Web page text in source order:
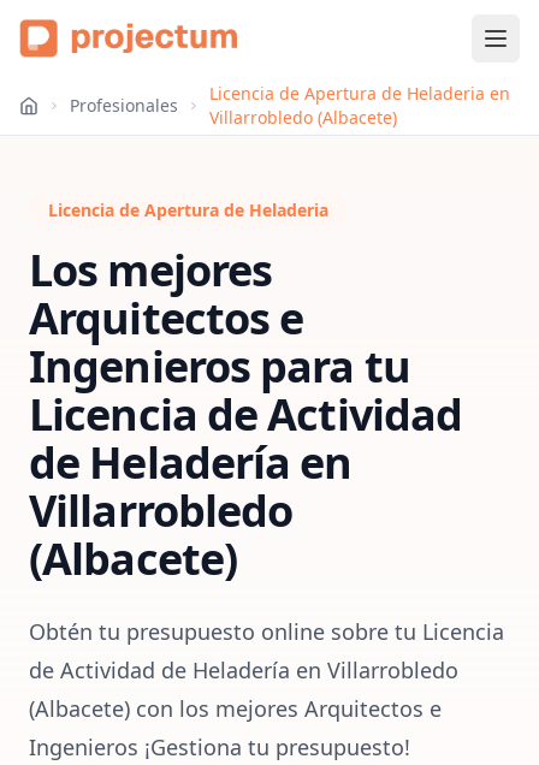
Profesionales
Licencia de Apertura de Heladeria en
Villarrobledo (Albacete)
Licencia de Apertura de Heladeria
Los mejores
Arquitectos e
Ingenieros para tu
Licencia de Actividad
de Heladería en
Villarrobledo
(Albacete)
Obtén tu presupuesto online sobre tu Licencia
de Actividad de Heladería en Villarrobledo
(Albacete) con los mejores Arquitectos e
Ingenieros ¡Gestiona tu presupuesto!